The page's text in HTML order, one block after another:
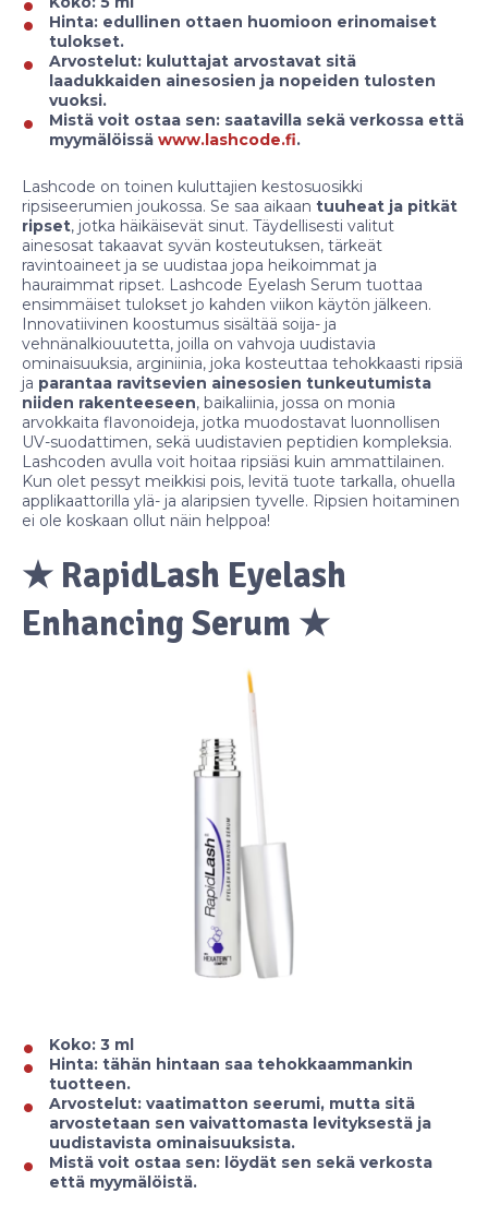
Hinta: edullinen ottaen huomioon erinomaiset
tulokset.
Arvostelut: kuluttajat arvostavat sitä
laadukkaiden ainesosien ja nopeiden tulosten
vuoksi.
Mistä voit ostaa sen: saatavilla sekä verkossa että
myymälöissä www.lashcode.fi.
Lashcode on toinen kuluttajien kestosuosikki
ripsiseerumien joukossa. Se saa aikaan tuuheat ja pitkät
ripset, jotka häikäisevät sinut. Täydellisesti valitut
ainesosat takaavat syvän kosteutuksen, tärkeät
ravintoaineet ja se uudistaa jopa heikoimmat ja
hauraimmat ripset. Lashcode Eyelash Serum tuottaa
ensimmäiset tulokset jo kahden viikon käytön jälkeen.
Innovatiivinen koostumus sisältää soija- ja
vehnänalkiouutetta, joilla on vahvoja uudistavia
ominaisuuksia, arginiinia, joka kosteuttaa tehokkaasti ripsiä
ja parantaa ravitsevien ainesosien tunkeutumista
niiden rakenteeseen, baikaliinia, jossa on monia
arvokkaita flavonoideja, jotka muodostavat luonnollisen
UV-suodattimen, sekä uudistavien peptidien kompleksia.
Lashcoden avulla voit hoitaa ripsiäsi kuin ammattilainen.
Kun olet pessyt meikkisi pois, levitä tuote tarkalla, ohuella
applikaattorilla ylä- ja alaripsien tyvelle. Ripsien hoitaminen
ei ole koskaan ollut näin helppoa!
★ RapidLash Eyelash
Enhancing Serum ★
Koko: 3 ml
Hinta: tähän hintaan saa tehokkaammankin
tuotteen.
Arvostelut: vaatimatton seerumi, mutta sitä
arvostetaan sen vaivattomasta levityksestä ja
uudistavista ominaisuuksista.
Mistä voit ostaa sen: löydät sen sekä verkosta
että myymälöistä.